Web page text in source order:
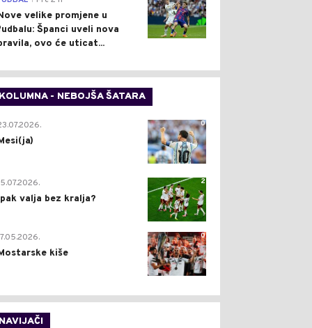
velike promjene u
Španci uveli nova
ovo će uticat...
KOLUMNA - NEBOJŠA ŠATARA
0
2
valja bez kralja?
0
kiše
NAVIJAČI